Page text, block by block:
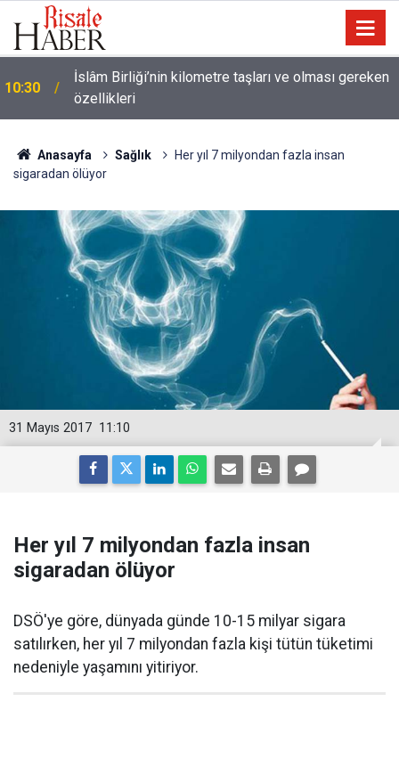
09:47
Ünlü futbolcu Dembele: Eşimin yüzünü
göstermemesi dini bir mesele!
Anasayfa Sağlık
Her yıl 7 milyondan fazla insan
sigaradan ölüyor
11:10
31 Mayıs 2017
Her yıl 7 milyondan fazla insan
sigaradan ölüyor
DSÖ'ye göre, dünyada günde 10-15 milyar sigara
satılırken, her yıl 7 milyondan fazla kişi tütün tüketimi
nedeniyle yaşamını yitiriyor.